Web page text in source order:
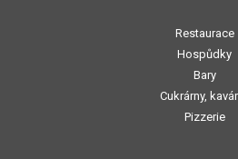
Restaurace
Hospůdky
Bary
Cukrárny,
Pizzerie